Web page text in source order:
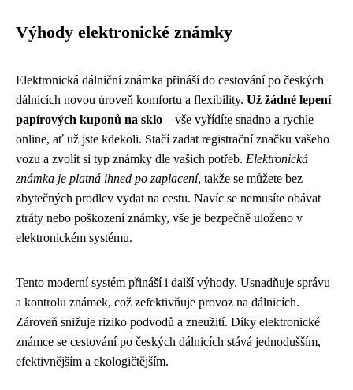
Výhody elektronické známky
Elektronická dálniční známka přináší do cestování po českých
dálnicích novou úroveň komfortu a flexibility. Už žádné lepení
papírových kuponů na sklo – vše vyřídíte snadno a rychle
online, ať už jste kdekoli. Stačí zadat registrační značku vašeho
vozu a zvolit si typ známky dle vašich potřeb. Elektronická
známka je platná ihned po zaplacení, takže se můžete bez
zbytečných prodlev vydat na cestu. Navíc se nemusíte obávat
ztráty nebo poškození známky, vše je bezpečně uloženo v
elektronickém systému.
Tento moderní systém přináší i další výhody. Usnadňuje správu
a kontrolu známek, což zefektivňuje provoz na dálnicích.
Zároveň snižuje riziko podvodů a zneužití. Díky elektronické
známce se cestování po českých dálnicích stává jednodušším,
efektivnějším a ekologičtějším.